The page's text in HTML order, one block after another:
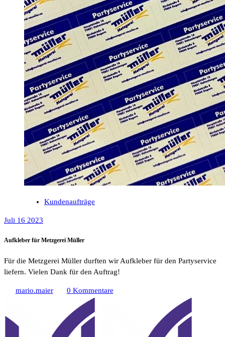
Kundenaufträge
Juli 16 2023
Aufkleber für Metzgerei Müller
Für die Metzgerei Müller durften wir Aufkleber für den Partyservice
liefern. Vielen Dank für den Auftrag!
mario.maier 0 Kommentare